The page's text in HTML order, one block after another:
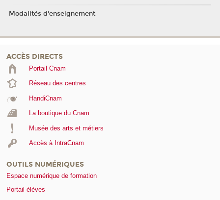
Modalités d'enseignement
ACCÈS DIRECTS
Portail Cnam
Réseau des centres
HandiCnam
La boutique du Cnam
Musée des arts et métiers
Accès à IntraCnam
OUTILS NUMÉRIQUES
Espace numérique de formation
Portail élèves